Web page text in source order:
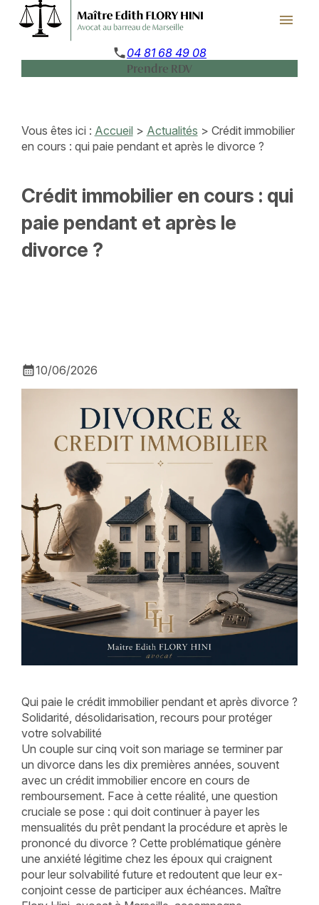
menu
phone04 81 68 49 08
Prendre RDV
Vous êtes ici : Accueil > Actualités > Crédit immobilier
en cours : qui paie pendant et après le divorce ?
Crédit immobilier en cours : qui
paie pendant et après le
divorce ?
calendar_month10/06/2026
Qui paie le crédit immobilier pendant et après divorce ?
Solidarité, désolidarisation, recours pour protéger
votre solvabilité
Un couple sur cinq voit son mariage se terminer par
un divorce dans les dix premières années, souvent
avec un crédit immobilier encore en cours de
remboursement. Face à cette réalité, une question
cruciale se pose : qui doit continuer à payer les
mensualités du prêt pendant la procédure et après le
prononcé du divorce ? Cette problématique génère
une anxiété légitime chez les époux qui craignent
pour leur solvabilité future et redoutent que leur ex-
conjoint cesse de participer aux échéances. Maître
Panneau de gestion des cookies